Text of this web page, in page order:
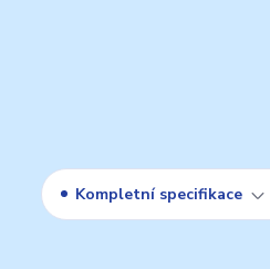
Kompletní specifikace